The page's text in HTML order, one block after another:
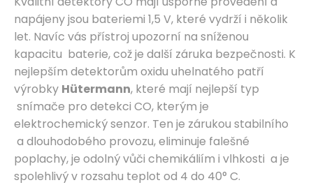
napájeny jsou bateriemi 1,5 V, které vydrží i několik
let. Navíc vás přístroj upozorní na sníženou
kapacitu baterie, což je další záruka bezpečnosti. K
nejlepším detektorům oxidu uhelnatého patří
výrobky Hütermann, které mají nejlepší typ
snímače pro detekci CO, kterým je
elektrochemický senzor. Ten je zárukou stabilního
a dlouhodobého provozu, eliminuje falešné
poplachy, je odolný vůči chemikáliím i vlhkosti a je
spolehlivý v rozsahu teplot od 4 do 40° C.